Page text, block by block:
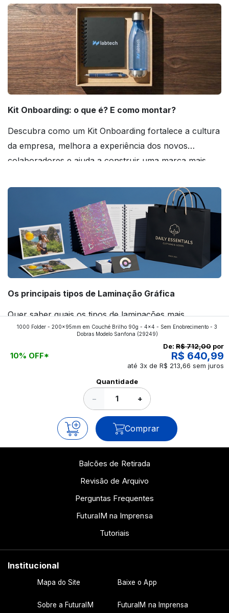
Kit Onboarding: o que é? E como montar?
Descubra como um Kit Onboarding fortalece a cultura
da empresa, melhora a experiência dos novos
colaboradores e ajuda a construir uma marca mais
Os principais tipos de Laminação Gráfica
Quer saber quais os tipos de laminações mais
aplicados nos impressos da gráfica FuturaIM? Então,
continue a leitura que vamos revelar para você!
1000 Folder - 200x95mm em Couché Brilho 90g - 4x4 - Sem Enobrecimento - 3
Dobras Modelo Sanfona (29249)
10% OFF*
De: R$ 712,00 por
R$ 640,99
até 3x de R$ 213,66 sem juros
Quantidade
− +
Comprar
Balcões de Retirada
Revisão de Arquivo
Perguntas Frequentes
FuturaIM na Imprensa
Tutoriais
Institucional
Mapa do Site Baixe o App
Sobre a FuturaIM FuturaIM na Imprensa